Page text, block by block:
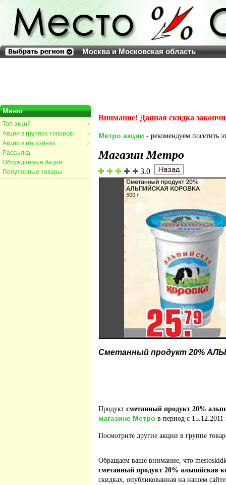
Москва и Московская область
Меню
>
Топ акций
>
Акции в группах товаров
>
Акции в магазинах
Рассылка
Обсуждаемые Акции
Популярные товары
Внимание! Данная скидка
Метро акции - рекомендуем посетить
Магазин Метро
3.0
Сметанный продукт 20%
Продукт сметанный продукт 20%
магазине Метро в период с
Посмотрите другие акции в группе
Обращаем ваше внимание, что
сметанный продукт 20% альпийская
скидках, опубликованная на нашем